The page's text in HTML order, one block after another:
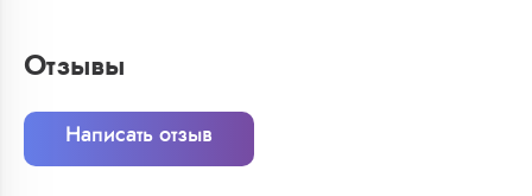
Отзывы
Написать отзыв